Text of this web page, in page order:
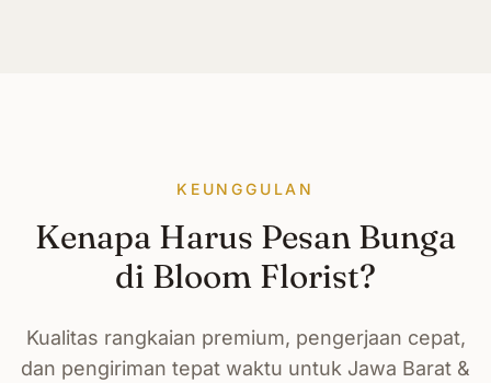
KEUNGGULAN
Kenapa Harus Pesan Bunga
di Bloom Florist?
Kualitas rangkaian premium, pengerjaan cepat,
dan pengiriman tepat waktu untuk Jawa Barat &